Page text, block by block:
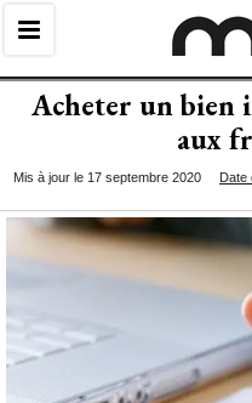
Acheter un bien
aux
Mis à jour le 17 septembre 2020 Date